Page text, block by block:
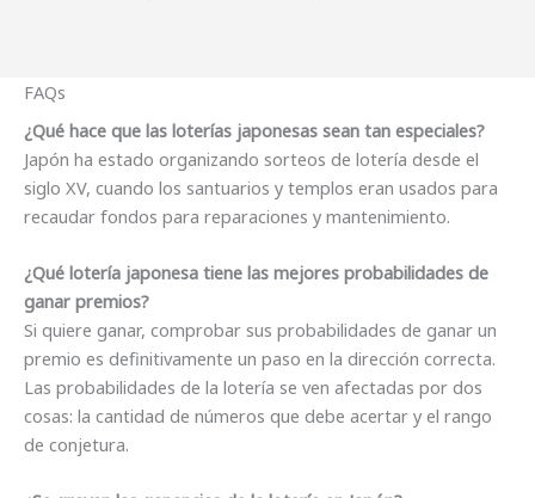
FAQs
¿Qué hace que las loterías japonesas sean tan especiales?
Japón ha estado organizando sorteos de lotería desde el
siglo XV, cuando los santuarios y templos eran usados para
recaudar fondos para reparaciones y mantenimiento.
¿Qué lotería japonesa tiene las mejores probabilidades de
ganar premios?
Si quiere ganar, comprobar sus probabilidades de ganar un
premio es definitivamente un paso en la dirección correcta.
Las probabilidades de la lotería se ven afectadas por dos
cosas: la cantidad de números que debe acertar y el rango
de conjetura.